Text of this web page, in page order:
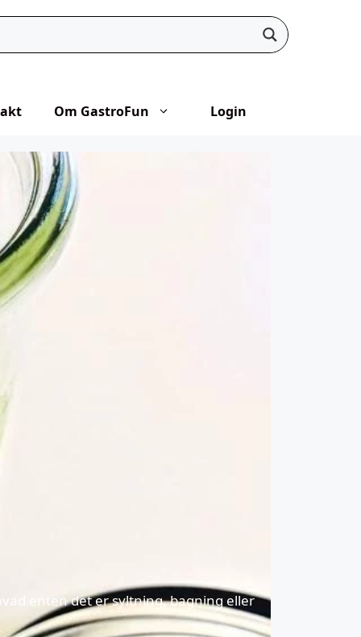
Om GastroFun Login
enten det er syltning, bagning eller